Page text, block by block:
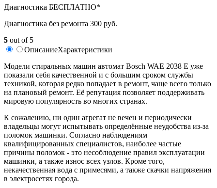
Диагностика БЕСПЛАТНО*
Диагностика без ремонта 300 руб.
5 out of 5
ОписаниеХарактеристики
Модели стиральных машин автомат Bosch WAE 2038 E уже
показали себя качественной и с большим сроком службы
техникой, которая редко попадает в ремонт, чаще всего только
на плановый ремонт. Её репутация позволяет поддерживать
мировую популярность во многих странах.
К сожалению, ни один агрегат не вечен и периодически
владельцы могут испытывать определённые неудобства из-за
поломок машинки. Согласно наблюдениям
квалифицированных специалистов, наиболее частые
причины поломок - это несоблюдение правил эксплуатации
машинки, а также износ всех узлов. Кроме того,
некачественная вода с примесями, а также скачки напряжения
в электросетях города.